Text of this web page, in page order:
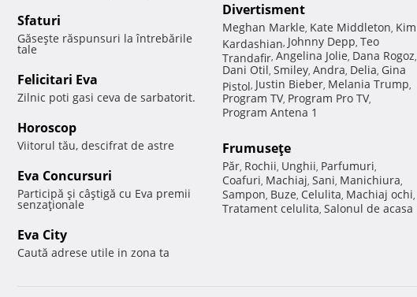
Sfaturi
Găseşte răspunsuri la întrebările
tale
Felicitari Eva
Zilnic poti gasi ceva de sarbatorit.
Horoscop
Viitorul tău, descifrat de astre
Eva Concursuri
Participă şi câştigă cu Eva premii
senzaţionale
Eva City
Caută adrese utile in zona ta
Divertisment
Meghan Markle, Kate Middleton, Kim
Kardashian, Johnny Depp, Teo
Trandafir, Angelina Jolie, Dana Rogoz,
Dani Otil, Smiley, Andra, Delia, Gina
Pistol, Justin Bieber, Melania Trump,
Program TV, Program Pro TV,
Program Antena 1
Frumuseţe
Păr, Rochii, Unghii, Parfumuri,
Coafuri, Machiaj, Sani, Manichiura,
Sampon, Buze, Celulita, Machiaj ochi,
Tratament celulita, Salonul de acasa